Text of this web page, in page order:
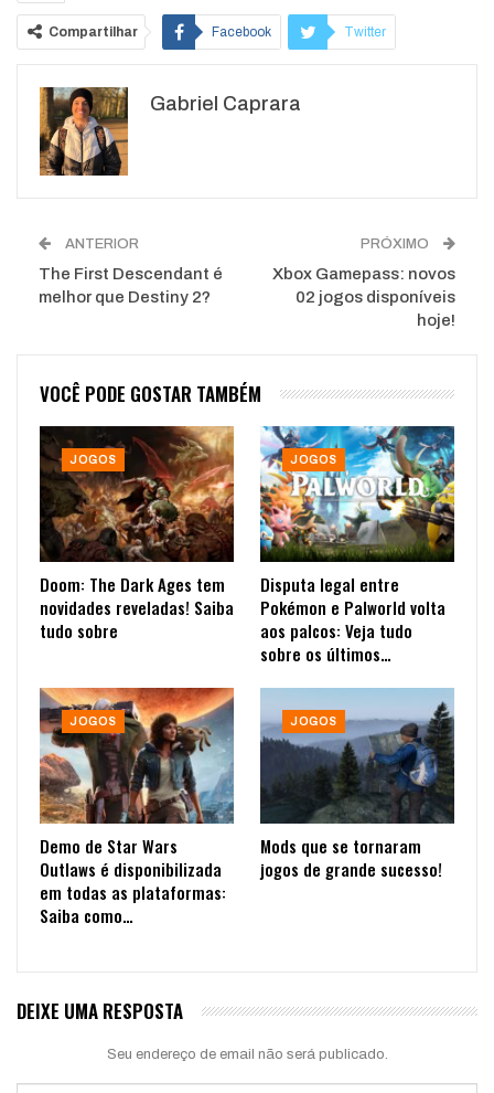
Compartilhar Facebook Twitter
WhatsApp
Gabriel Caprara
ANTERIOR
The First Descendant é
melhor que Destiny 2?
PRÓXIMO
Xbox Gamepass: novos
02 jogos disponíveis
hoje!
VOCÊ PODE GOSTAR TAMBÉM
JOGOS
Doom: The Dark Ages tem
novidades reveladas! Saiba
tudo sobre
JOGOS
Disputa legal entre
Pokémon e Palworld volta
aos palcos: Veja tudo
sobre os últimos…
JOGOS
Demo de Star Wars
Outlaws é disponibilizada
em todas as plataformas:
Saiba como…
JOGOS
Mods que se tornaram
jogos de grande sucesso!
DEIXE UMA RESPOSTA
Seu endereço de email não será publicado.